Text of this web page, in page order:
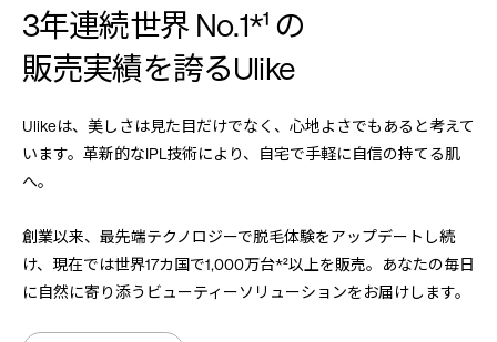
3年連続世界 No.1*¹ の
販売実績を誇るUlike
Ulikeは、美しさは見た目だけでなく、心地よさでもあると考えて
います。革新的なIPL技術により、自宅で手軽に自信の持てる肌
へ。
創業以来、最先端テクノロジーで脱毛体験をアップデートし続
け、現在では世界17カ国で1,000万台*²以上を販売。あなたの毎日
に自然に寄り添うビューティーソリューションをお届けします。